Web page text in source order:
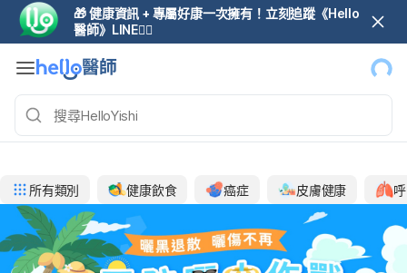
🎁 健康資訊 + 專屬好康一次擁有！立刻追蹤《Hello
醫師》LINE👆🏼
所有類別 健康飲食 癌症 皮膚健康